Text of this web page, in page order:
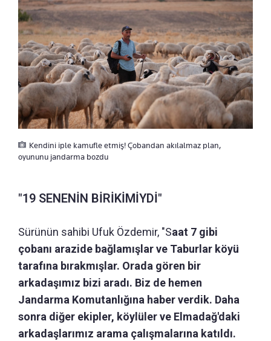
Kendini iple kamufle etmiş! Çobandan akılalmaz plan,
oyununu jandarma bozdu
"19 SENENİN BİRİKİMİYDİ"
Sürünün sahibi Ufuk Özdemir, "Saat 7 gibi
çobanı arazide bağlamışlar ve Taburlar köyü
tarafına bırakmışlar. Orada gören bir
arkadaşımız bizi aradı. Biz de hemen
Jandarma Komutanlığına haber verdik. Daha
sonra diğer ekipler, köylüler ve Elmadağ'daki
arkadaşlarımız arama çalışmalarına katıldı.